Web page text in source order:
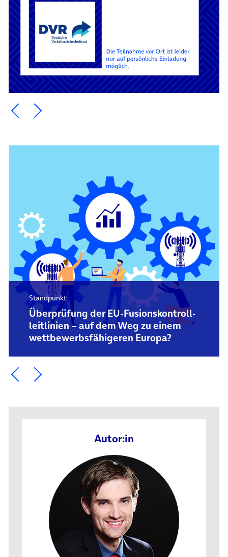
Ein Element zurück blättern
Ein Element weiter blättern
Standpunkt:
Überprüfung der EU-Fusions­kontroll­
leitlinien – auf dem Weg zu einem
wettbewerbs­fähigeren Europa?
Ein Element zurück blättern
Ein Element weiter blättern
Autor:in